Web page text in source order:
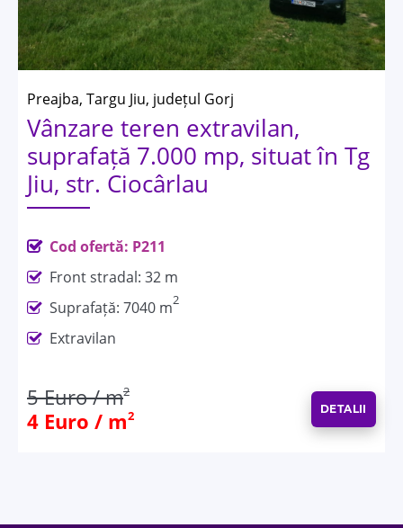
Preajba, Targu Jiu, județul Gorj
Vânzare teren extravilan,
suprafață 7.000 mp, situat în Tg
Jiu, str. Ciocârlau
Cod ofertă: P211
Front stradal: 32 m
Suprafață: 7040 m2
Extravilan
5 Euro / m2
4 Euro / m2 DETALII